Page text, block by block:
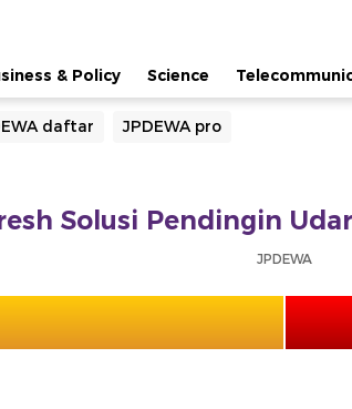
& Policy Science
daftar JPDEWA pro
Solusi Pendingin
JPDEWA